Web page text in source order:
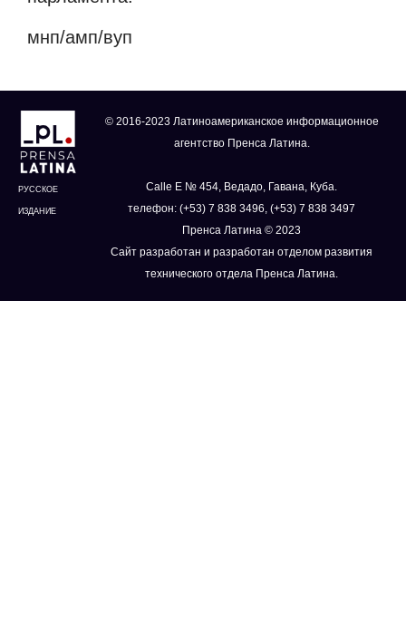
мнп/амп/вуп
РУССКОЕ
ИЗДАНИЕ
© 2016-2023 Латиноамериканское информационное
агентство Пренса Латина.
Calle E № 454, Ведадо, Гавана, Куба.
телефон: (+53) 7 838 3496, (+53) 7 838 3497
Пренса Латина © 2023
Сайт разработан и разработан отделом развития
технического отдела Пренса Латина.